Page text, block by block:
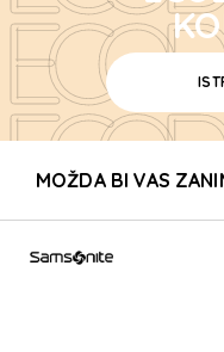
MOŽDA BI VAS